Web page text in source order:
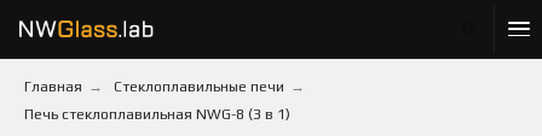
Главная → Стеклоплавильные печи →
Печь стеклоплавильная NWG-8 (3 в 1)